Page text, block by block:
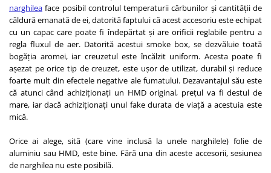
narghilea face posibil controlul temperaturii cărbunilor și cantității de
căldură emanată de ei, datorită faptului că acest accesoriu este echipat
cu un capac care poate fi îndepărtat și are orificii reglabile pentru a
regla fluxul de aer. Datorită acestui smoke box, se dezvăluie toată
bogăția aromei, iar creuzetul este încălzit uniform. Acesta poate fi
așezat pe orice tip de creuzet, este ușor de utilizat, durabil și reduce
foarte mult din efectele negative ale fumatului. Dezavantajul său este
că atunci când achiziționați un HMD original, prețul va fi destul de
mare, iar dacă achiziționați unul fake durata de viață a acestuia este
mică.
Orice ai alege, sită (care vine inclusă la unele narghilele) folie de
aluminiu sau HMD, este bine. Fără una din aceste accesorii, sesiunea
de narghilea nu este posibilă.